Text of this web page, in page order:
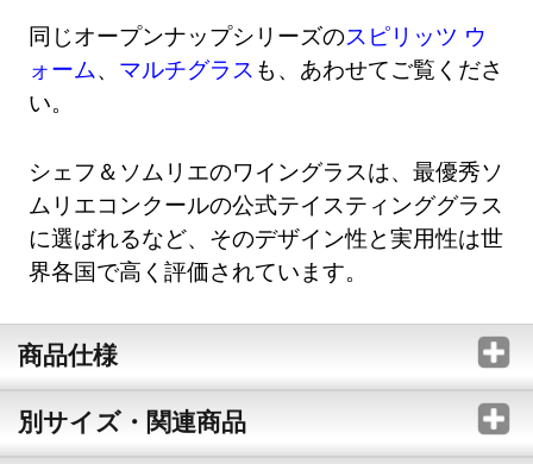
同じオープンナップシリーズのスピリッツ ウ
ォーム、 マルチグラス も、あわせてご覧くださ
い。
シェフ＆ソムリエのワイングラスは、最優秀ソ
ムリエコンクールの公式テイスティンググラス
に選ばれるなど、そのデザイン性と実用性は世
界各国で高く評価されています。
商品仕様
別サイズ・関連商品